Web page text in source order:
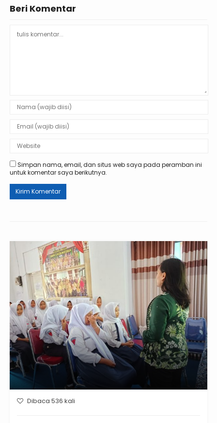
Beri Komentar
Simpan nama, email, dan situs web saya pada peramban ini
untuk komentar saya berikutnya.
Dibaca 536 kali